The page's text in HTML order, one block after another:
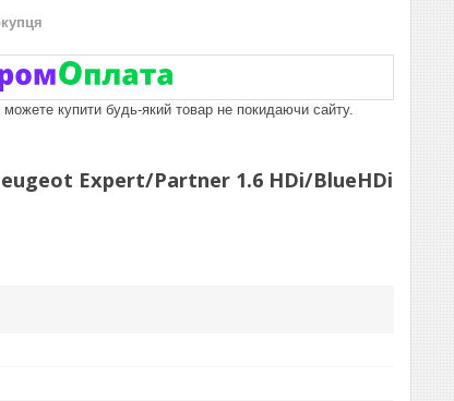
можете купити будь-який товар не покидаючи сайту.
Expert/Partner 1.6 HDi/BlueHDi